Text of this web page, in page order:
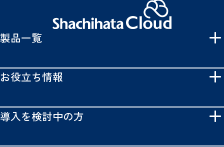
製品一覧
お役立ち情報
導入を検討中の方